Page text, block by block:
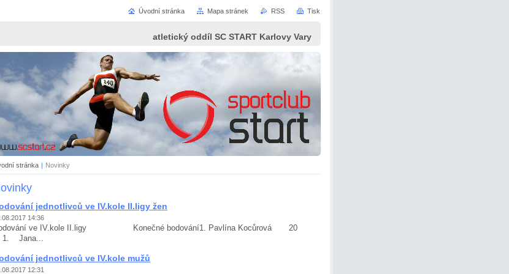
atletický oddíl SC START Karlovy Vary
stránka | Novinky
jednotlivců ve IV.kole II.ligy žen
14:36
ve IV.kole II.ligy Konečné bodování1. Pavlína Kocůrová 20
Jana...
jednotlivců ve IV.kole mužů
12:31
Úvodní stránka Mapa stránek RSS Tisk